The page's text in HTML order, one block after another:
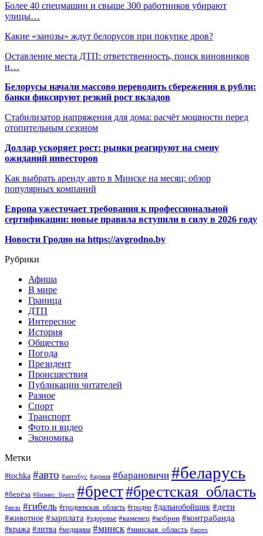
Более 40 спецмашин и свыше 300 работников убирают
улицы…
Какие «занозы» ждут белорусов при покупке дров?
Оставление места ДТП: ответственность, поиск виновников
и…
Белорусы начали массово переводить сбережения в рубли:
банки фиксируют резкий рост вкладов
Стабилизатор напряжения для дома: расчёт мощности перед
отопительным сезоном
Доллар ускоряет рост: рынки реагируют на смену
ожиданий инвесторов
Как выбрать аренду авто в Минске на месяц: обзор
популярных компаний
Европа ужесточает требования к профессиональной
сертификации: новые правила вступили в силу в 2026 году
Новости Гродно на https://avgrodno.by
Рубрики
Афиша
В мире
Граница
ДТП
Интересное
История
Общество
Погода
Президент
Происшествия
Публикации читателей
Разное
Спорт
Транспорт
Фото и видео
Экономика
Метки
#tochka #авто #автобус #армия #барановичи #беларусь
#берёза #бизнес_брест #брест#брестская_область
#вело #гибель #гродненская_область #гродно #дальнобойщик #дети
#животное #зарплата #здоровье #каменец #кобрин #контрабанда
#кража #литва #медицина #минск #минская_область #мото